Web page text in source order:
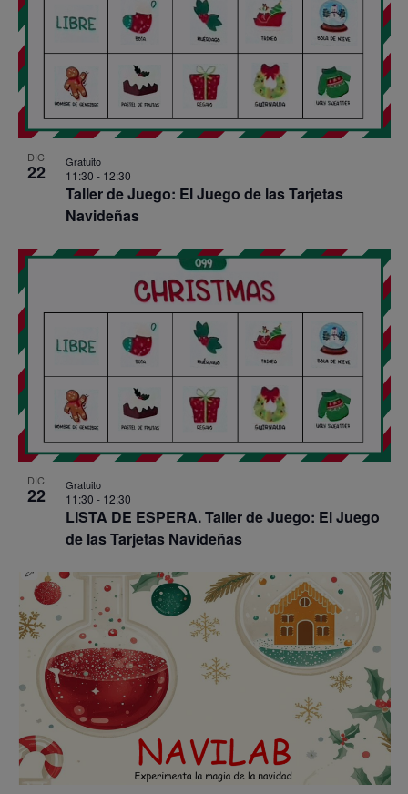
DIC
22
Taller de Juego: El Juego de las Tarjetas
Navideñas
11:30 - 12:30
Gratuito
DIC
22
LISTA DE ESPERA. Taller de Juego: El Juego
de las Tarjetas Navideñas
11:30 - 12:30
Gratuito